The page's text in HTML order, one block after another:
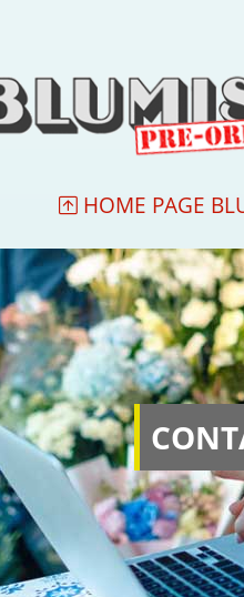
HOME PAGE